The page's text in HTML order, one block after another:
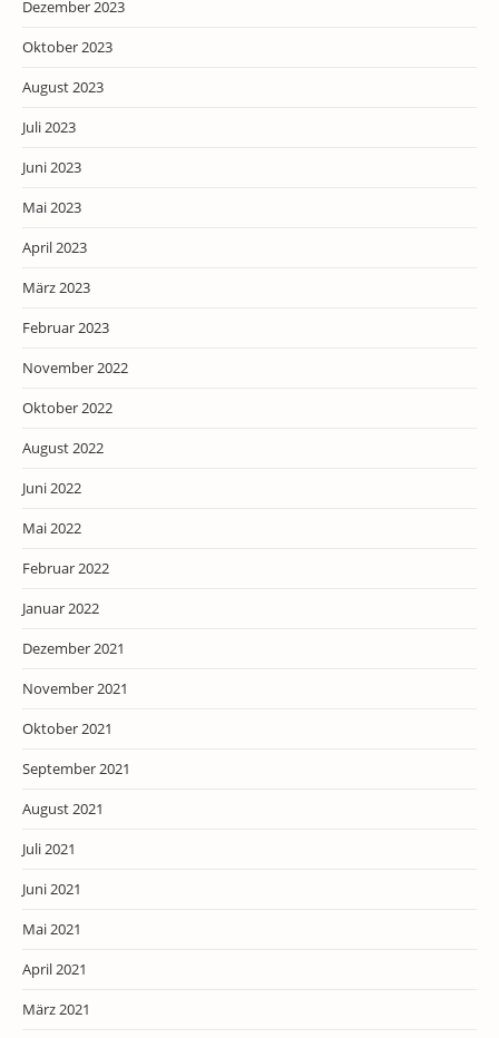
Dezember 2023
Oktober 2023
August 2023
Juli 2023
Juni 2023
Mai 2023
April 2023
März 2023
Februar 2023
November 2022
Oktober 2022
August 2022
Juni 2022
Mai 2022
Februar 2022
Januar 2022
Dezember 2021
November 2021
Oktober 2021
September 2021
August 2021
Juli 2021
Juni 2021
Mai 2021
April 2021
März 2021